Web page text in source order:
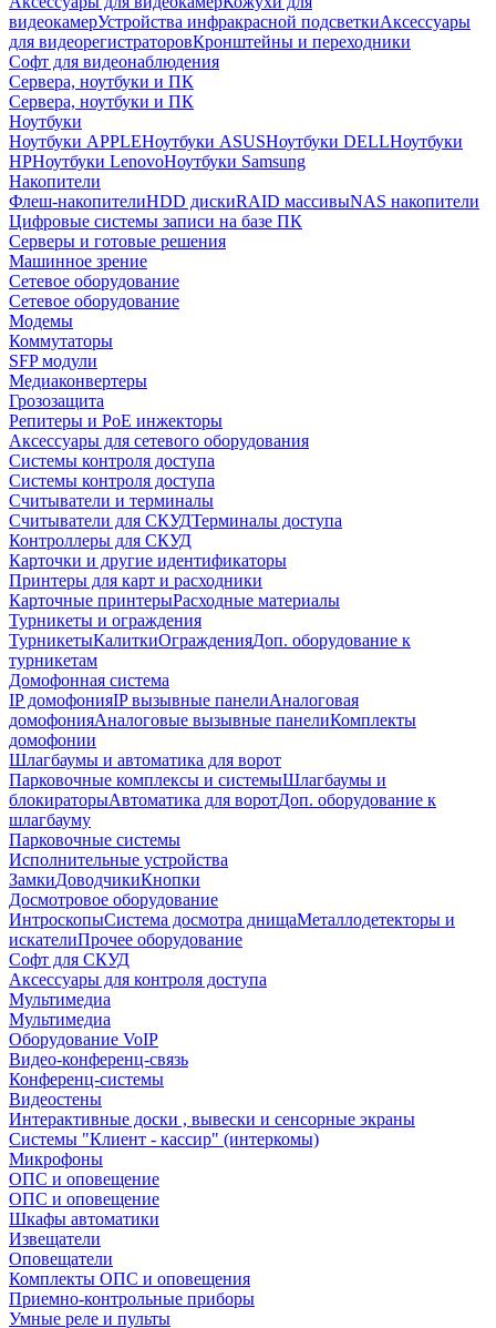
видеокамерУстройства инфракрасной подсветкиАксессуары
для видеорегистраторовКронштейны и переходники
Софт для видеонаблюдения
Сервера, ноутбуки и ПК
Сервера, ноутбуки и ПК
Ноутбуки
Ноутбуки APPLEНоутбуки ASUSНоутбуки DELLНоутбуки
HPНоутбуки LenovoНоутбуки Samsung
Накопители
Флеш-накопителиHDD дискиRAID массивыNAS накопители
Цифровые системы записи на базе ПК
Серверы и готовые решения
Машинное зрение
Сетевое оборудование
Сетевое оборудование
Модемы
Коммутаторы
SFP модули
Медиаконвертеры
Грозозащита
Репитеры и PoE инжекторы
Аксессуары для сетевого оборудования
Системы контроля доступа
Системы контроля доступа
Считыватели и терминалы
Считыватели для СКУДТерминалы доступа
Контроллеры для СКУД
Карточки и другие идентификаторы
Принтеры для карт и расходники
Карточные принтерыРасходные материалы
Турникеты и ограждения
ТурникетыКалиткиОгражденияДоп. оборудование к
турникетам
Домофонная система
IP домофонияIP вызывные панелиАналоговая
домофонияАналоговые вызывные панелиКомплекты
домофонии
Шлагбаумы и автоматика для ворот
Парковочные комплексы и системыШлагбаумы и
блокираторыАвтоматика для воротДоп. оборудование к
шлагбауму
Парковочные системы
Исполнительные устройства
ЗамкиДоводчикиКнопки
Досмотровое оборудование
ИнтроскопыСистема досмотра днищаМеталлодетекторы и
искателиПрочее оборудование
Софт для СКУД
Аксессуары для контроля доступа
Мультимедиа
Мультимедиа
Оборудование VoIP
Видео-конференц-связь
Конференц-системы
Видеостены
Интерактивные доски , вывески и сенсорные экраны
Системы "Клиент - кассир" (интеркомы)
Микрофоны
ОПС и оповещение
ОПС и оповещение
Шкафы автоматики
Извещатели
Оповещатели
Комплекты ОПС и оповещения
Приемно-контрольные приборы
Умные реле и пульты